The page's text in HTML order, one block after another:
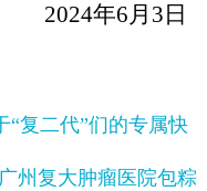
2024年6月3日
“复二代”们的专属快
州复大肿瘤医院包粽